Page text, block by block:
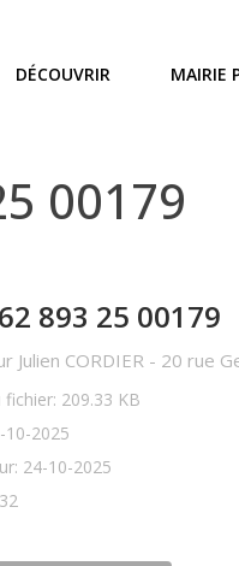
DÉCOUVRIR MAIRIE
00179
893 25 00179
Julien CORDIER - 20 rue
fichier: 209.33 KB
10-2025
24-10-2025